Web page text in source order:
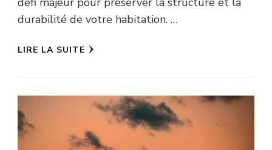
durabilité de votre habitation. …
LIRE LA SUITE